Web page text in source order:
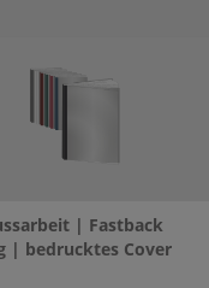
| Fastback
| bedrucktes Cover